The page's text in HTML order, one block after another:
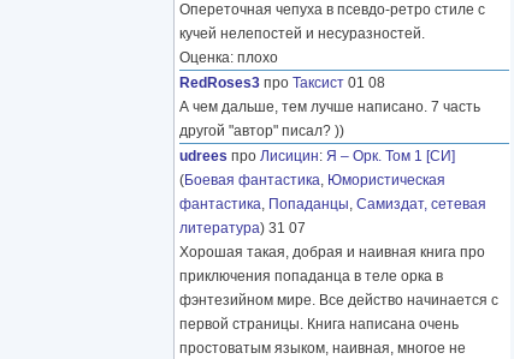
Опереточная чепуха в псевдо-ретро стиле с
кучей нелепостей и несуразностей.
Оценка: плохо
RedRoses3 про Таксист 01 08
А чем дальше, тем лучше написано. 7 часть
другой "автор" писал? ))
udrees про Лисицин: Я – Орк. Том 1 [СИ]
(Боевая фантастика, Юмористическая
фантастика, Попаданцы, Самиздат, сетевая
литература) 31 07
Хорошая такая, добрая и наивная книга про
приключения попаданца в теле орка в
фэнтезийном мире. Все действо начинается с
первой страницы. Книга написана очень
простоватым языком, наивная, многое не